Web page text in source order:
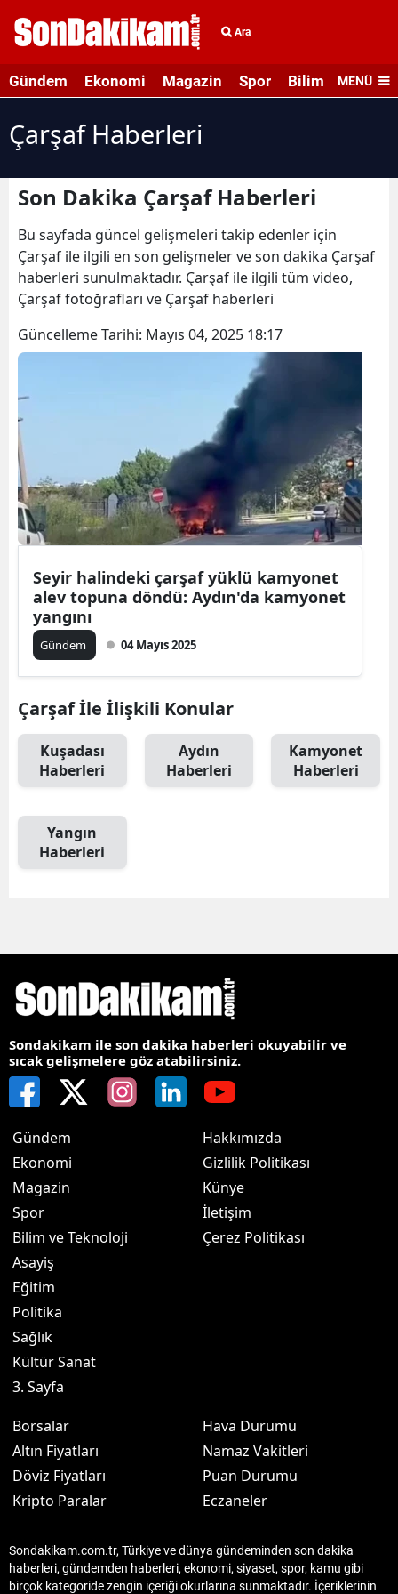
Ara
Gündem Ekonomi Magazin Spor Bilim veMENÜ
Çarşaf Haberleri
Son Dakika Çarşaf Haberleri
Bu sayfada güncel gelişmeleri takip edenler için
Çarşaf ile ilgili en son gelişmeler ve son dakika Çarşaf
haberleri sunulmaktadır. Çarşaf ile ilgili tüm video,
Çarşaf fotoğrafları ve Çarşaf haberleri
Güncelleme Tarihi: Mayıs 04, 2025 18:17
Seyir halindeki çarşaf yüklü kamyonet
alev topuna döndü: Aydın'da kamyonet
yangını
Gündem 04 Mayıs 2025
Çarşaf İle İlişkili Konular
Kuşadası
Haberleri
Aydın
Haberleri
Kamyonet
Haberleri
Yangın
Haberleri
Sondakikam ile son dakika haberleri okuyabilir ve
sıcak gelişmelere göz atabilirsiniz.
Gündem
Ekonomi
Magazin
Spor
Bilim ve Teknoloji
Asayiş
Eğitim
Politika
Sağlık
Kültür Sanat
3. Sayfa
Hakkımızda
Gizlilik Politikası
Künye
İletişim
Çerez Politikası
Borsalar
Altın Fiyatları
Döviz Fiyatları
Kripto Paralar
Hava Durumu
Namaz Vakitleri
Puan Durumu
Eczaneler
Sondakikam.com.tr, Türkiye ve dünya gündeminden son dakika
haberleri, gündemden haberleri, ekonomi, siyaset, spor, kamu gibi
birçok kategoride zengin içeriği okurlarına sunmaktadır. İçeriklerinin